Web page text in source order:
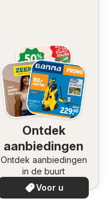
Ontdek
aanbiedingen
Ontdek aanbiedingen
in de buurt
Voor u